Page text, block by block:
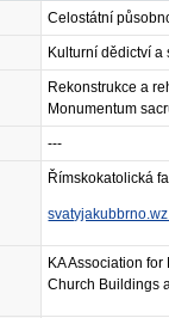
Celostátní
Kulturní dědictví
Rekonstrukce a
Monumentum
---
Římskokatolická
KA Association
Church Buildings